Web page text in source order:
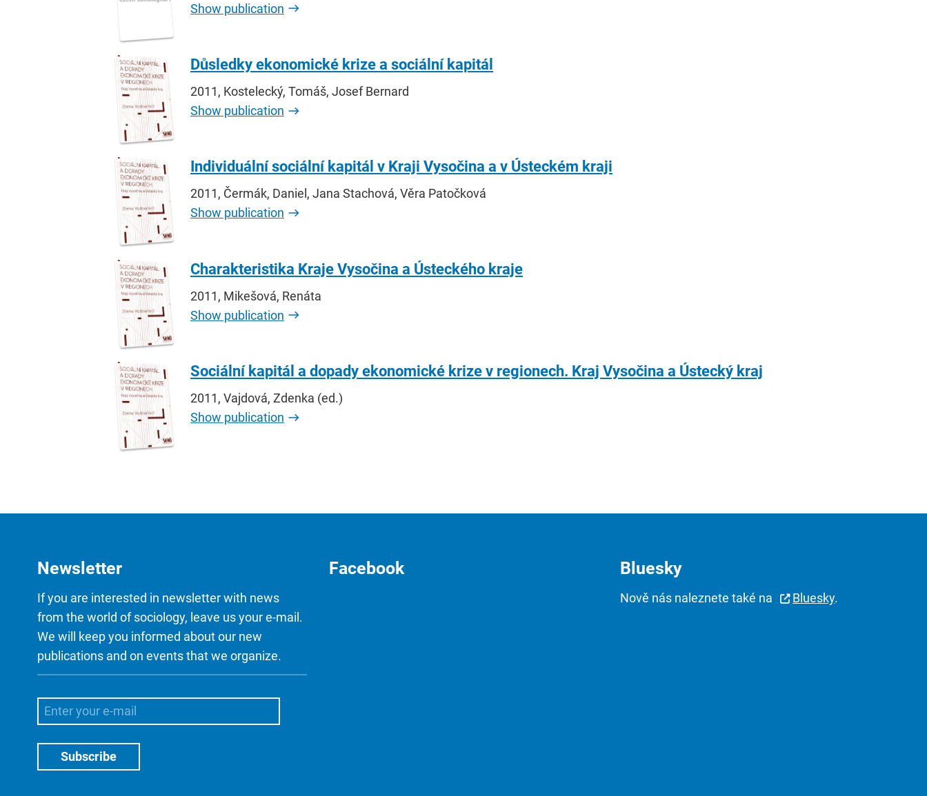
Show publication
Důsledky ekonomické krize a sociální kapitál
2011, Kostelecký, Tomáš, Josef Bernard
Show publication
Individuální sociální kapitál v Kraji Vysočina a v Ústeckém kraji
2011, Čermák, Daniel, Jana Stachová, Věra Patočková
Show publication
Charakteristika Kraje Vysočina a Ústeckého kraje
2011, Mikešová, Renáta
Show publication
Sociální kapitál a dopady ekonomické krize v regionech. Kraj Vysočina a Ústecký kraj
2011, Vajdová, Zdenka (ed.)
Show publication
Newsletter
If you are interested in newsletter with news
from the world of sociology, leave us your e-mail.
We will keep you informed about our new
publications and on events that we organize.
Facebook Bluesky
Nově nás naleznete také na Bluesky.